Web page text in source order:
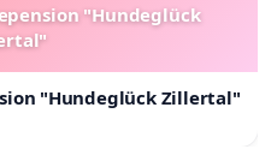
"Hundeglück
"Hundeglück Zillertal"